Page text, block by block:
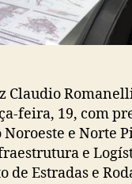
Claudio Romanelli
feira, 19, com
Noroeste e Norte
e
de Estradas e